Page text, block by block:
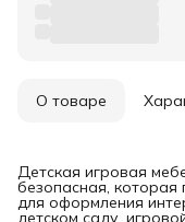
О товаре
Детская игровая
безопасная, которая
для оформления
детском саду,